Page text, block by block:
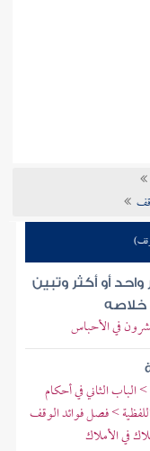
أو أكثر وتبين
في الأحباس
الثاني في أحكام
> فصل فوائد الوقف
في الأملاك